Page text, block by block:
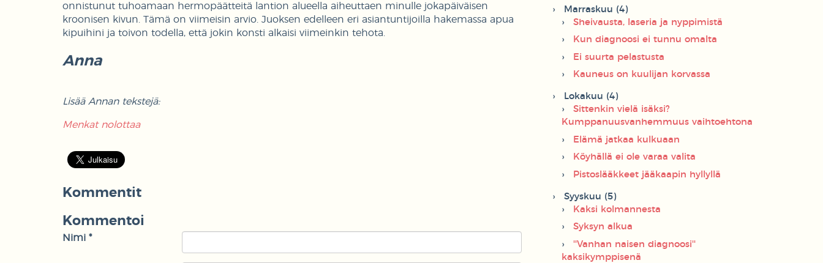
onnistunut tuhoamaan hermopäätteitä lantion alueella aiheuttaen minulle jokapäiväisen
kroonisen kivun. Tämä on viimeisin arvio. Juoksen edelleen eri asiantuntijoilla hakemassa apua
kipuihini ja toivon todella, että jokin konsti alkaisi viimeinkin tehota.
Anna
Lisää Annan tekstejä:
Menkat nolottaa
Kommentit
Kommentoi
Nimi *
Marraskuu (4)
Sheivausta, laseria ja nyppimistä
Kun diagnoosi ei tunnu omalta
Ei suurta pelastusta
Kauneus on kuulijan korvassa
Lokakuu (4)
Sittenkin vielä isäksi?
Kumppanuusvanhemmuus vaihtoehtona
Elämä jatkaa kulkuaan
Köyhällä ei ole varaa valita
Pistoslääkkeet jääkaapin hyllyllä
Syyskuu (5)
Kaksi kolmannesta
Syksyn alkua
''Vanhan naisen diagnoosi''
kaksikymppisenä